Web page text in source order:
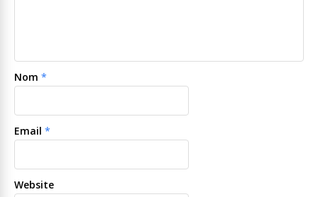
Nom *
Email *
Website